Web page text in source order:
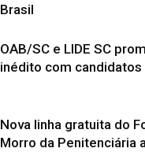
Brasil
OAB/SC e LIDE SC
inédito com candidatos
Nova linha gratuita do
Morro da Penitenciária